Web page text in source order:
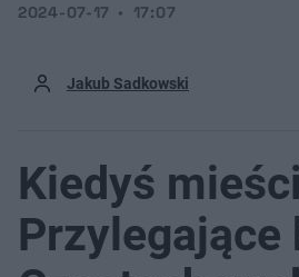
Jakub Sadkowski
2024-07-17 17:07
Kiedyś
Przylegające